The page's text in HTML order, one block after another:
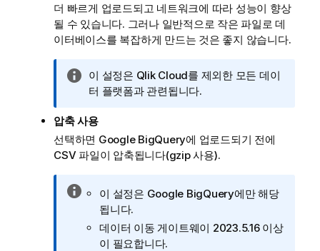
더 빠르게 업로드되고 네트워크에 따라 성능이 향상
될 수 있습니다. 그러나 일반적으로 작은 파일로 데
이터베이스를 복잡하게 만드는 것은 좋지 않습니다.
정
보
모
이 설정은 Qlik Cloud를 제외한 모든 데이
터 플랫폼과 관련됩니다.
압축 사용
선택하면 Google BigQuery에 업로드되기 전에
CSV 파일이 압축됩니다(gzip 사용).
정
메
이 설정은 Google BigQuery에만 해당
됩니다.
데이터 이동 게이트웨이 2023.5.16 이상
이 필요합니다.